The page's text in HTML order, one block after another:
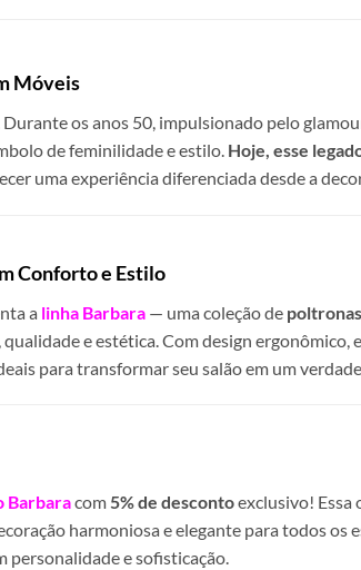
Móveis
os anos 50, impulsionado pelo
de feminilidade e estilo. Hoje, esse
uma experiência diferenciada desde a
Conforto e Estilo
a linha Barbara — uma coleção de
e estética. Com design
para transformar seu salão em um
Barbaracom5% de descontoexclusivo! Essa
harmoniosa e elegante para todos os
personalidade e sofisticação.